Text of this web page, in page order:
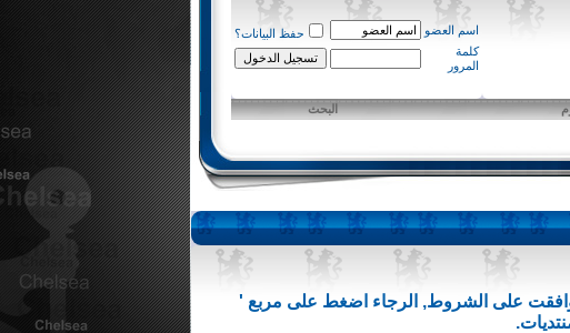
اسم العضو
حفظ البيانات؟
كلمة
المرور
البحث
وافقت على الشروط, الرجاء اضغط على مربع '